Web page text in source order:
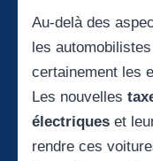
Au-delà des
les
certainement les
Les nouvelles
électriques et
rendre ces